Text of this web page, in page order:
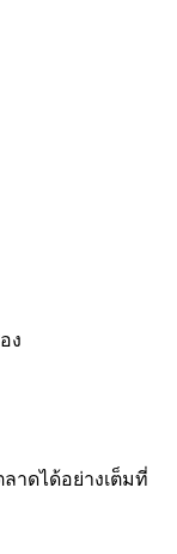
ง
าดได้อย่างเต็มที่